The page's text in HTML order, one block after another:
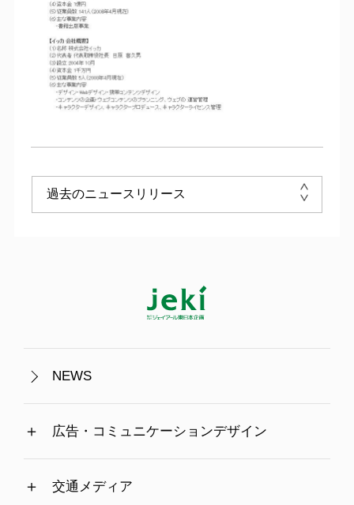
NEWS
広告・コミュニケーションデザイン
交通メディア